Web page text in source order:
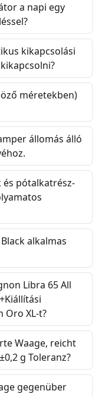
a napi egy
kikapcsolási
méretekben)
állomás álló
pótalkatrész-
alkalmas
Libra 65 All
Oro XL-t?
Waage, reicht
g Toleranz?
gegenüber